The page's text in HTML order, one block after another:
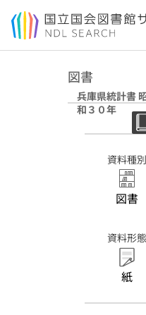
本文へ移動
図書
兵庫県統計書
和３０年
資料種別
図書
資料形態
紙